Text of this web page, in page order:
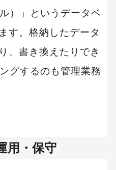
を検索
）」というデータベ
す。格納したデータ
、書き換えたりでき
グするのも管理業務
用・保守